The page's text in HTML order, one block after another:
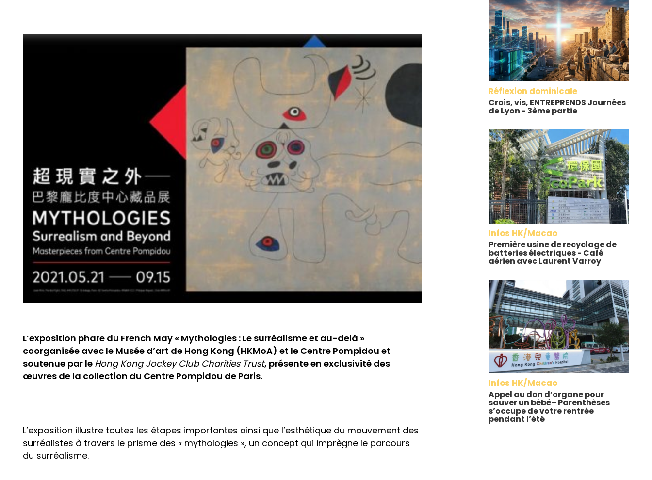
L’exposition phare du French May « Mythologies : Le surréalisme et au-delà »
coorganisée avec le Musée d’art de Hong Kong (HKMoA) et le Centre Pompidou et
soutenue par le Hong Kong Jockey Club Charities Trust, présente en exclusivité des
œuvres de la collection du Centre Pompidou de Paris.
L’exposition illustre toutes les étapes importantes ainsi que l’esthétique du mouvement des
surréalistes à travers le prisme des « mythologies », un concept qui imprègne le parcours
du surréalisme.
Réflexion dominicale
Crois, vis, ENTREPRENDS Journées
de Lyon - 3ème partie
Infos HK/Macao
Première usine de recyclage de
batteries électriques - Café
aérien avec Laurent Varroy
Infos HK/Macao
Appel au don d’organe pour
sauver un bébé– Parenthèses
s’occupe de votre rentrée
pendant l’été